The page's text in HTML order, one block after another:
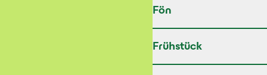
Fön
Frühstück